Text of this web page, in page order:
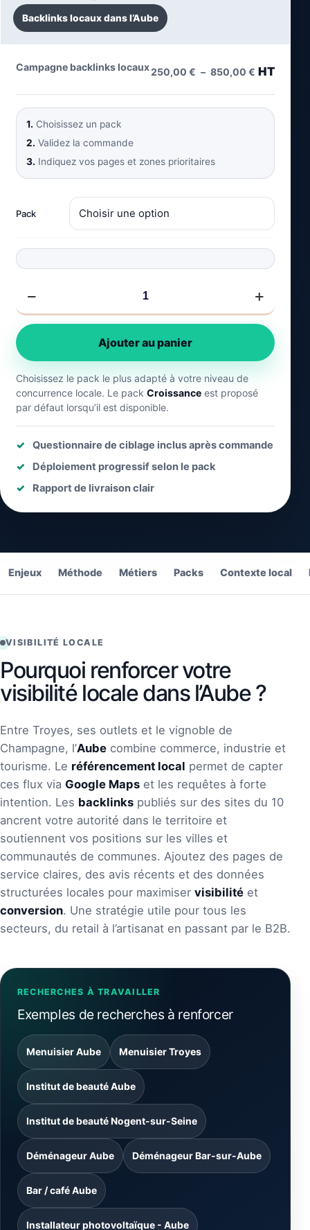
Backlinks locaux dans l’Aube
Campagne backlinks locaux250,00 € – 850,00 € Plage
prix :
250,00 €
HT
1. Choisissez un pack
2. Validez la commande
3. Indiquez vos pages et zones prioritaires
Pack
backlinks
Aube
Ajouter au panier
Choisissez le pack le plus adapté à votre niveau de
concurrence locale. Le pack Croissance est proposé
par défaut lorsqu’il est disponible.
Questionnaire de ciblage inclus après commande
Déploiement progressif selon le pack
Rapport de livraison clair
Enjeux Méthode Métiers Packs Contexte local
VISIBILITÉ LOCALE
Pourquoi renforcer votre
visibilité locale dans l’Aube ?
Entre Troyes, ses outlets et le vignoble de
Champagne, l’Aube combine commerce, industrie et
tourisme. Le référencement local permet de capter
ces flux via Google Maps et les requêtes à forte
intention. Les backlinks publiés sur des sites du 10
ancrent votre autorité dans le territoire et
soutiennent vos positions sur les villes et
communautés de communes. Ajoutez des pages de
service claires, des avis récents et des données
structurées locales pour maximiser visibilité et
conversion. Une stratégie utile pour tous les
secteurs, du retail à l’artisanat en passant par le B2B.
RECHERCHES À TRAVAILLER
Exemples de recherches à renforcer
Menuisier Aube Menuisier Troyes
Institut de beauté Aube
Institut de beauté Nogent-sur-Seine
Déménageur Aube Déménageur Bar-sur-Aube
Bar / café Aube
Installateur photovoltaïque - Aube